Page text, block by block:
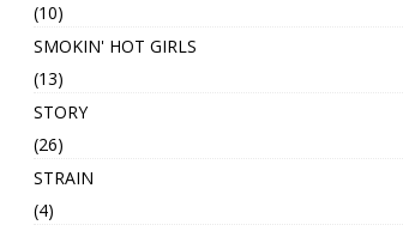
(10)
SMOKIN' HOT GIRLS
(13)
STORY
(26)
STRAIN
(4)